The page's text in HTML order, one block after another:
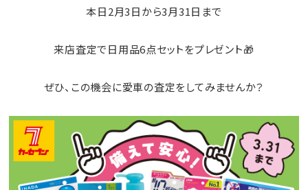
本日2月3日から3月31日まで
来店査定で日用品6点セットをプレゼント🎁
ぜひ、この機会に愛車の査定をしてみませんか？